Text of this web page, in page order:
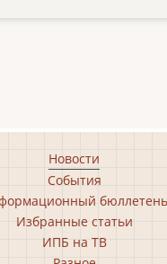
Новости
События
Избранные статьи
ИПБ на ТВ